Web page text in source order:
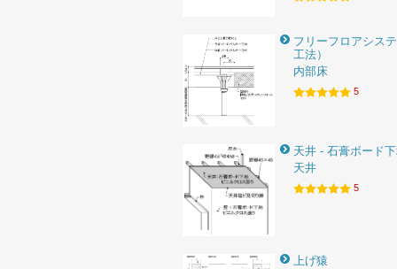
フリーフロアシス
工法）
内部床
5
天井 - 石膏ボード
天井
5
上げ猿